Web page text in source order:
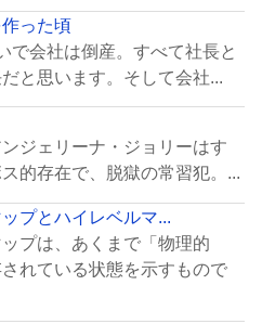
った頃
で会社は倒産。すべて社長と
と思います。そして会社...
ジェリーナ・ジョリーはす
的存在で、脱獄の常習犯。...
プとハイレベルマ...
プは、あくまで「物理的
れている状態を示すもので